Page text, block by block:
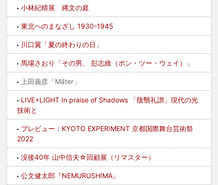
小林紀晴展 縄文の庭
東北へのまなざし 1930-1945
川口翼「夏の終わりの日」
馬場さおり「その男、 彭志維（ポン・ツー・ウェイ）」
上田義彦「Māter」
LIVE+LIGHT In praise of Shadows 「陰翳礼讃」現代の光
技術と
プレビュー：KYOTO EXPERIMENT 京都国際舞台芸術祭
2022
没後40年 山中信夫☆回顧展（リマスター）
公文健太郎『NEMURUSHIMA』